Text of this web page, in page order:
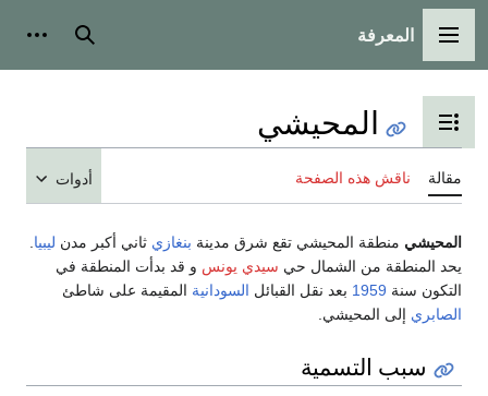
القائمة الرئيسية
المعرفة بحث
تبديل عرض جدول المحتويات
المحيشي
مقالة ناقش هذه الصفحة أدوات
المحيشي منطقة المحيشي تقع شرق مدينة بنغازي ثاني أكبر مدن ليبيا
يحد المنطقة من الشمال حي سيدي يونس و قد بدأت المنطقة في
التكون سنة 1959 بعد نقل القبائل السودانية المقيمة على شاطئ
الصابري إلى المحيشي.
سبب التسمية